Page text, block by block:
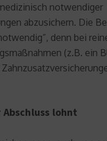
notwendiger
abzusichern. Die
denn bei
(z.B. ein
lohnt